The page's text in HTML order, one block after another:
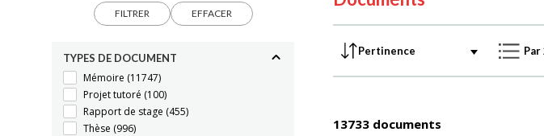
FILTRER EFFACER
TYPES DE DOCUMENT
Mémoire (11747)
Projet tutoré (100)
Rapport de stage (455)
Thèse (996)
13733 documents